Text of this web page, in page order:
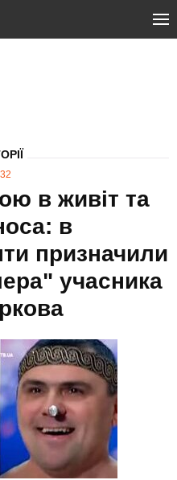
32
в живіт та
в
призначили
учасника